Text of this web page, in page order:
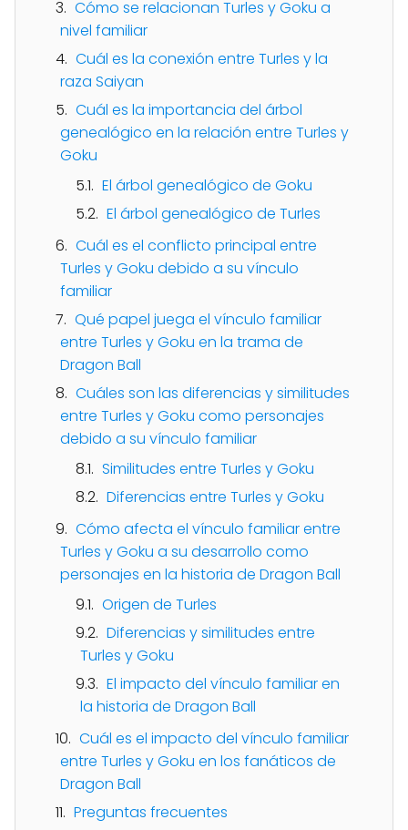
Cómo se relacionan Turles y Goku a
nivel familiar
Cuál es la conexión entre Turles y la
raza Saiyan
Cuál es la importancia del árbol
genealógico en la relación entre Turles y
Goku
El árbol genealógico de Goku
El árbol genealógico de Turles
Cuál es el conflicto principal entre
Turles y Goku debido a su vínculo
familiar
Qué papel juega el vínculo familiar
entre Turles y Goku en la trama de
Dragon Ball
Cuáles son las diferencias y similitudes
entre Turles y Goku como personajes
debido a su vínculo familiar
Similitudes entre Turles y Goku
Diferencias entre Turles y Goku
Cómo afecta el vínculo familiar entre
Turles y Goku a su desarrollo como
personajes en la historia de Dragon Ball
Origen de Turles
Diferencias y similitudes entre
Turles y Goku
El impacto del vínculo familiar en
la historia de Dragon Ball
Cuál es el impacto del vínculo familiar
entre Turles y Goku en los fanáticos de
Dragon Ball
Preguntas frecuentes